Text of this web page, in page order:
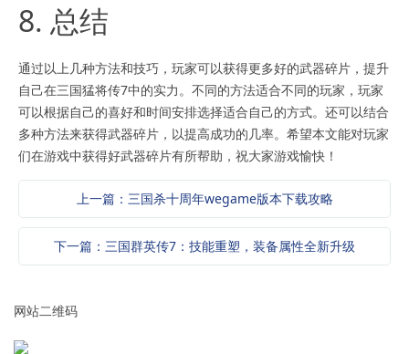
8. 总结
通过以上几种方法和技巧，玩家可以获得更多好的武器碎片，提升
自己在三国猛将传7中的实力。不同的方法适合不同的玩家，玩家
可以根据自己的喜好和时间安排选择适合自己的方式。还可以结合
多种方法来获得武器碎片，以提高成功的几率。希望本文能对玩家
们在游戏中获得好武器碎片有所帮助，祝大家游戏愉快！
上一篇：三国杀十周年wegame版本下载攻略
下一篇：三国群英传7：技能重塑，装备属性全新升级
网站二维码